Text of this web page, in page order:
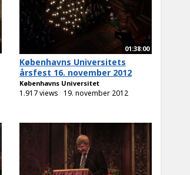
01:38:00
Københavns Universitets
årsfest 16. november 2012
Københavns Universitet
1.917 views 19. november 2012